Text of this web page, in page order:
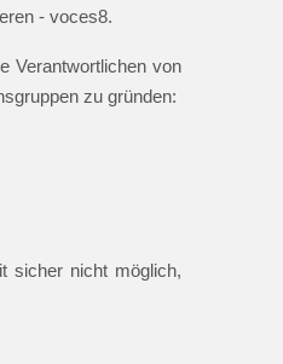
- voces8.
Verantwortlichen von
zu gründen:
sicher nicht möglich,